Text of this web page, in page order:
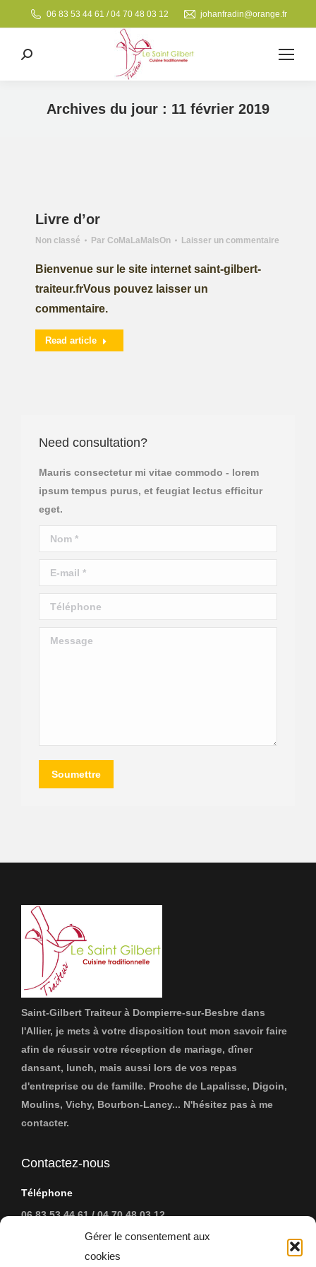
Gérer le consentement aux
cookies
06 83 53 44 61 / 04 70 48 03 12 johanfradin@orange.fr
Search:
Archives du jour : 11 février 2019
Livre d’or
Non classé Par CoMaLaMaIsOn Laisser un commentaire
Bienvenue sur le site internet saint-gilbert-
traiteur.frVous pouvez laisser un
commentaire.
Read article
Need consultation?
Mauris consectetur mi vitae commodo - lorem
ipsum tempus purus, et feugiat lectus efficitur
eget.
Nom *
E-mail *
Téléphone
Message
Soumettre
Saint-Gilbert Traiteur à Dompierre-sur-Besbre dans
l'Allier, je mets à votre disposition tout mon savoir faire
afin de réussir votre réception de mariage, dîner
dansant, lunch, mais aussi lors de vos repas
d'entreprise ou de famille. Proche de Lapalisse, Digoin,
Moulins, Vichy, Bourbon-Lancy... N'hésitez pas à me
contacter.
Contactez-nous
Téléphone
06 83 53 44 61 / 04 70 48 03 12